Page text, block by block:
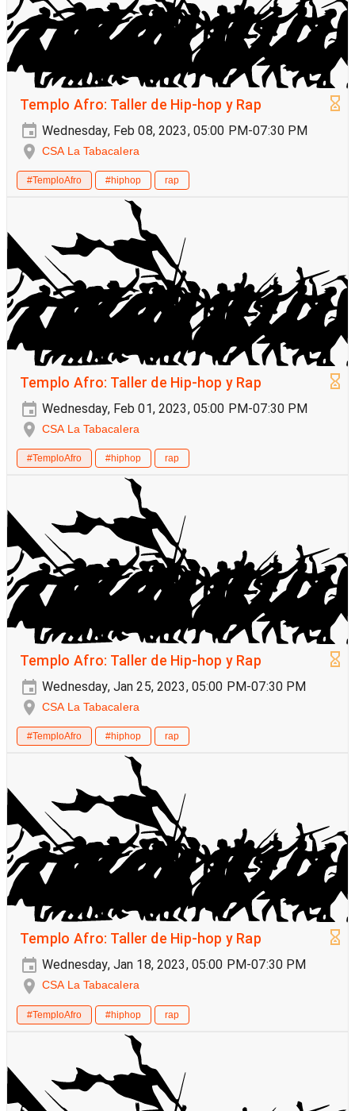
Templo Afro: Taller de Hip-hop y Rap
Wednesday, Feb 08, 2023, 05:00 PM-07:30 PM
CSA La Tabacalera
#TemploAfro #hiphop rap
Templo Afro: Taller de Hip-hop y Rap
Wednesday, Feb 01, 2023, 05:00 PM-07:30 PM
CSA La Tabacalera
#TemploAfro #hiphop rap
Templo Afro: Taller de Hip-hop y Rap
Wednesday, Jan 25, 2023, 05:00 PM-07:30 PM
CSA La Tabacalera
#TemploAfro #hiphop rap
Templo Afro: Taller de Hip-hop y Rap
Wednesday, Jan 18, 2023, 05:00 PM-07:30 PM
CSA La Tabacalera
#TemploAfro #hiphop rap